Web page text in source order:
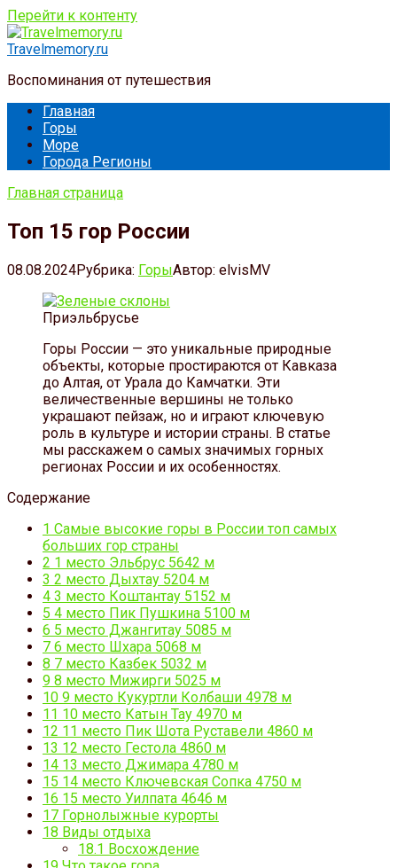
Перейти к контенту
Travelmemory.ru
Воспоминания от путешествия
Главная
Горы
Море
Города Регионы
Главная страница
Топ 15 гор России
08.08.2024Рубрика: ГорыАвтор: elvisMV
Приэльбрусье
Горы России — это уникальные природные
объекты, которые простираются от Кавказа
до Алтая, от Урала до Камчатки. Эти
величественные вершины не только
украшают пейзаж, но и играют ключевую
роль в культуре и истории страны. В статье
мы расскажем о самых значимых горных
регионах России и их особенностях.
Содержание
1 Самые высокие горы в России топ самых
больших гор страны
2 1 место Эльбрус 5642 м
3 2 место Дыхтау 5204 м
4 3 место Коштантау 5152 м
5 4 место Пик Пушкина 5100 м
6 5 место Джангитау 5085 м
7 6 место Шхара 5068 м
8 7 место Казбек 5032 м
9 8 место Мижирги 5025 м
10 9 место Кукуртли Колбаши 4978 м
11 10 место Катын Тау 4970 м
12 11 место Пик Шота Руставели 4860 м
13 12 место Гестола 4860 м
14 13 место Джимара 4780 м
15 14 место Ключевская Сопка 4750 м
16 15 место Уилпата 4646 м
17 Горнолыжные курорты
18 Виды отдыха
18.1 Восхождение